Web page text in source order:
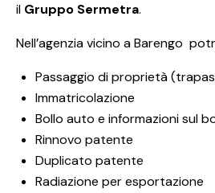
il Gruppo Sermetra.
Nell’agenzia vicino a Barengo
Passaggio di proprietà
Immatricolazione
Bollo auto e informazioni sul
Rinnovo patente
Duplicato patente
Radiazione per esportazione